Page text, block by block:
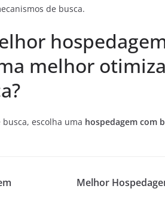
de busca.
melhor
escolha uma hospedagem com
Melhor